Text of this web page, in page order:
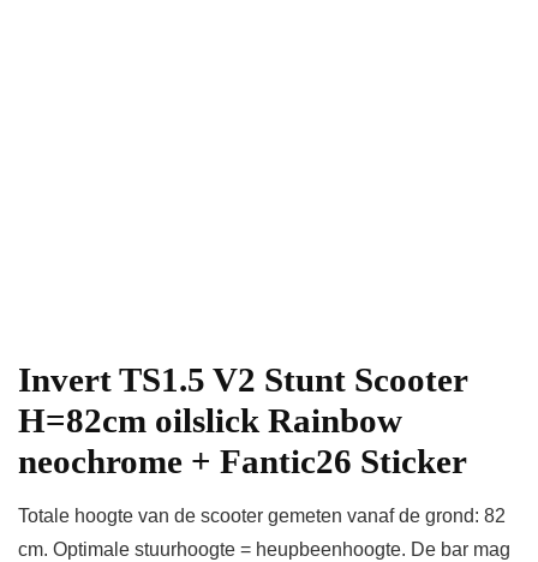
Invert TS1.5 V2 Stunt Scooter
H=82cm oilslick Rainbow
neochrome + Fantic26 Sticker
Totale hoogte van de scooter gemeten vanaf de grond: 82
cm. Optimale stuurhoogte = heupbeenhoogte. De bar mag